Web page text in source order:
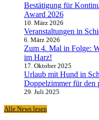
Bestätigung für
Award 2026
10. März 2026
Veranstaltungen in
6. März 2026
Zum 4. Mal in Folge:
im Harz!
17. Oktober 2025
Urlaub mit Hund in
Doppelzimmer für den
29. Juli 2025
Alle News lesen